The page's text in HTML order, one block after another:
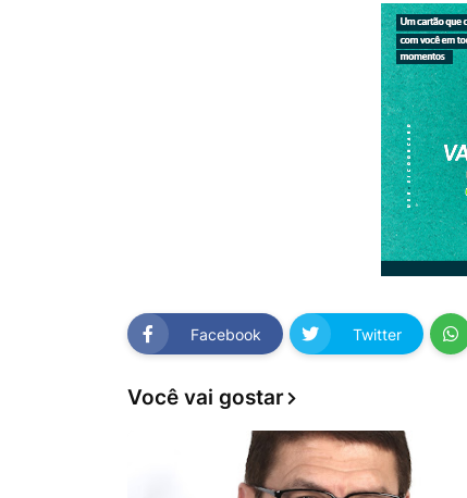
Facebook Twitter
Você vai gostar